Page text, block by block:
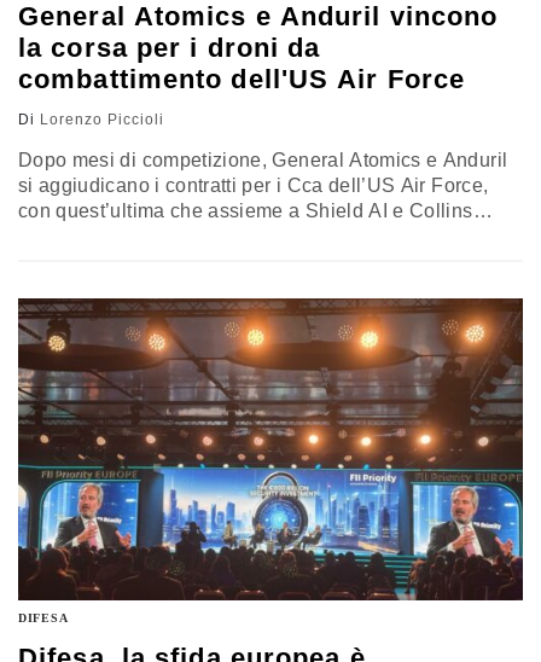
General Atomics e Anduril vincono
la corsa per i droni da
combattimento dell'US Air Force
Di Lorenzo Piccioli
Dopo mesi di competizione, General Atomics e Anduril
si aggiudicano i contratti per i Cca dell’US Air Force,
con quest’ultima che assieme a Shield AI e Collins
DIFESA